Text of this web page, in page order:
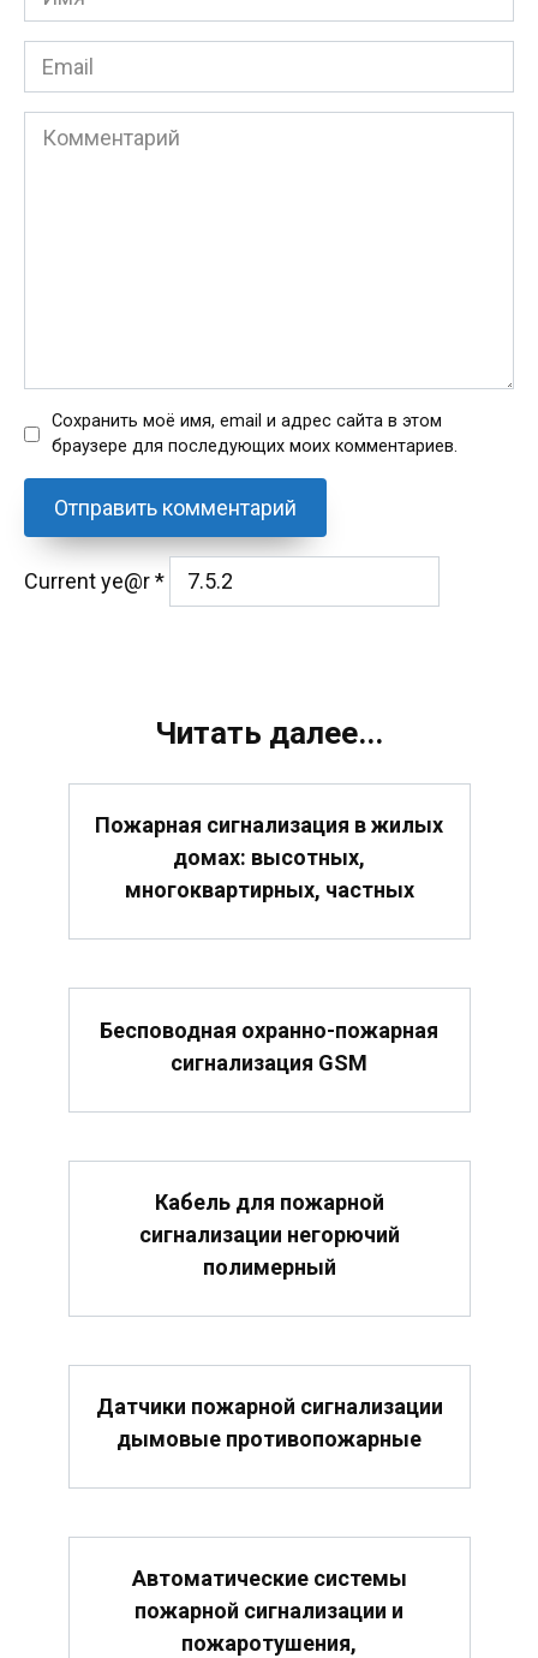
*
Email
*
Комментарий
Сохранить моё имя, email и адрес сайта в этом
браузере для последующих моих комментариев.
Current ye@r*
Читать далее...
Пожарная сигнализация в жилых
домах: высотных,
многоквартирных, частных
Бесповодная охранно-пожарная
сигнализация GSM
Кабель для пожарной
сигнализации негорючий
полимерный
Датчики пожарной сигнализации
дымовые противопожарные
Автоматические системы
пожарной сигнализации и
пожаротушения,